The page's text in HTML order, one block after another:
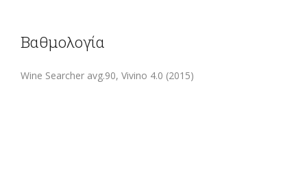
Βαθμολογία
Wine Searcher avg.90, Vivino 4.0 (2015)